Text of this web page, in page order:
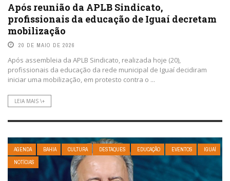
Após reunião da APLB Sindicato,
profissionais da educação de Iguaí decretam
mobilização
20 DE MAIO DE 2026
Após assembleia da APLB Sindicato, realizada hoje (20),
profissionais da educação da rede municipal de Iguaí decidiram
iniciar uma mobilização, em protesto contra o ...
LEIA MAIS \+
AGENDA BAHIA CULTURA DESTAQUES EDUCAÇÃO EVENTOS
IGUAÍ
NOTÍCIAS